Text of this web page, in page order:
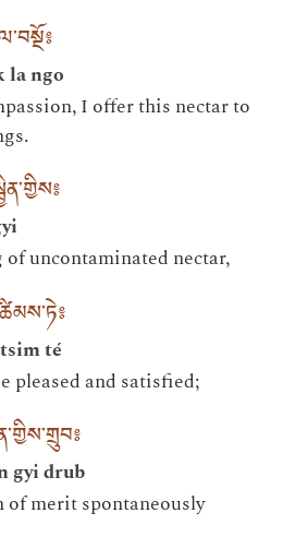
la ngo
I offer this nectar to
uncontaminated nectar,
té
pleased and satisfied;
gyi drub
merit spontaneously